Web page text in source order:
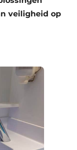
veiligheid op